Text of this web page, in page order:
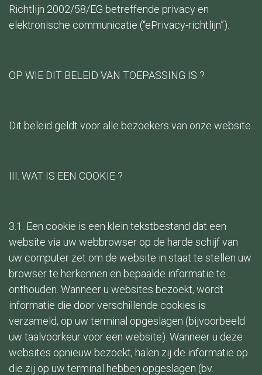
Richtlijn 2002/58/EG betreffende privacy en
elektronische communicatie (“ePrivacy-richtlijn”).
OP WIE DIT BELEID VAN TOEPASSING IS ?
Dit beleid geldt voor alle bezoekers van onze website.
III. WAT IS EEN COOKIE ?
3.1. Een cookie is een klein tekstbestand dat een
website via uw webbrowser op de harde schijf van
uw computer zet om de website in staat te stellen uw
browser te herkennen en bepaalde informatie te
onthouden. Wanneer u websites bezoekt, wordt
informatie die door verschillende cookies is
verzameld, op uw terminal opgeslagen (bijvoorbeeld
uw taalvoorkeur voor een website). Wanneer u deze
websites opnieuw bezoekt, halen zij de informatie op
die zij op uw terminal hebben opgeslagen (bv.